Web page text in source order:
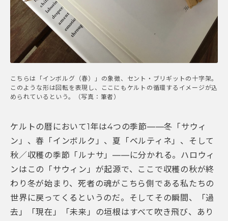
こちらは「インボルグ（春）」の象徴、セント・ブリギットの十字架。
このような形は回転を表現し、ここにもケルトの循環するイメージが込
められているという。（写真：筆者）
ケルトの暦において1年は4つの季節――冬「サウィ
ン」、春「インボルク」、夏「ベルティネ」、そして
秋／収穫の季節「ルナサ」――に分かれる。ハロウィ
ンはこの「サウィン」が起源で、ここで収穫の秋が終
わり冬が始まり、死者の魂がこちら側である私たちの
世界に戻ってくるというのだ。そしてその瞬間、「過
去」「現在」「未来」の垣根はすべて吹き飛び、あり